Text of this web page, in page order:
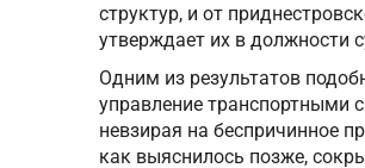
структур, и от
утверждает их в должности
Одним из результатов
управление транспортными
невзирая на беспричинное
как выяснилось позже,